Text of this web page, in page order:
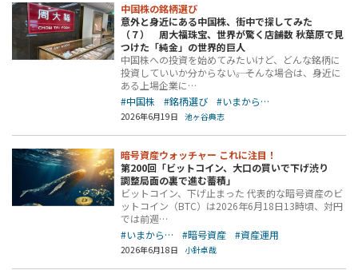
中国株の銘柄選び
意外と身近にある中国株、街中で探してみた
（７） 周大福珠宝、世界が驚く店舗数 秋葉原で見
つけた「純金」の世界的巨人
中国株への投資を始めてみたいけど、どんな銘柄に
投資していいか分からない――。そんな場合は、身近に
ある上場企業に…
#中国株
#銘柄選び #いまから…
2026年6月19日 池ヶ谷典志
暗号資産ウォッチャー これに注目！
第200回「ビットコイン、大口の買いで下げ渋り
調整局面の裏で進む蓄積」
ビットコイン、下げ止まった 代表的な暗号資産のビ
ットコイン（BTC）は2026年6月18日13時頃、対円
では前週…
#いまから…
#暗号資産 #資産運用
2026年6月18日 小針卓哉